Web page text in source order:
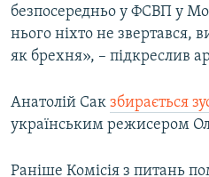
безпосередньо у ФСВП у
нього ніхто не
як брехня», – підкреслив
Анатолій Сак збирається
українським режисером
Раніше Комісія з питань